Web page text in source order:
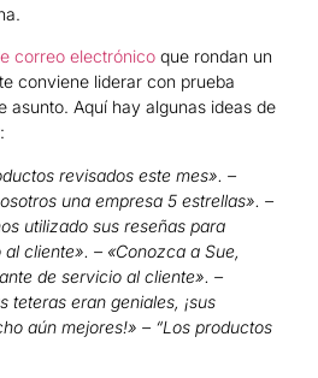
correo electrónico que rondan un
conviene liderar con prueba
asunto. Aquí hay algunas ideas de
revisados ​​este mes». –
una empresa 5 estrellas». –
utilizado sus reseñas para
cliente». – «Conozca a Sue,
de servicio al cliente». –
teteras eran geniales, ¡sus
aún mejores!» – “Los productos